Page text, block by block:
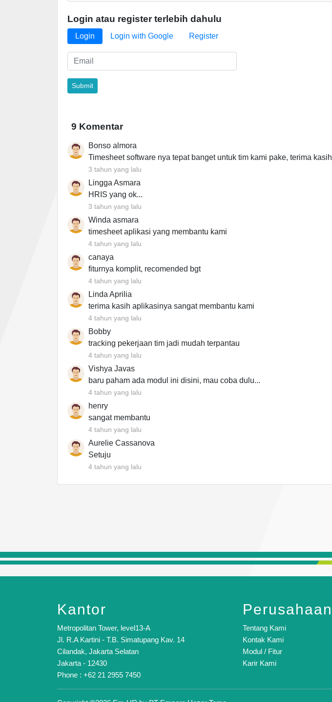
Login atau register terlebih dahulu
Login Login with Google Register
9 Komentar
Bonso almora
Timesheet software nya tepat banget untuk tim kami pake, terima kasih
3 tahun yang lalu
Lingga Asmara
HRIS yang ok...
3 tahun yang lalu
Winda asmara
timesheet aplikasi yang membantu kami
4 tahun yang lalu
canaya
fiturnya komplit, recomended bgt
4 tahun yang lalu
Linda Aprilia
terima kasih aplikasinya sangat membantu kami
4 tahun yang lalu
Bobby
tracking pekerjaan tim jadi mudah terpantau
4 tahun yang lalu
Vishya Javas
baru paham ada modul ini disini, mau coba dulu...
4 tahun yang lalu
henry
sangat membantu
4 tahun yang lalu
Aurelie Cassanova
Setuju
4 tahun yang lalu
Kantor
Metropolitan Tower, level13-A
Jl. R.A Kartini - T.B. Simatupang Kav. 14
Cilandak, Jakarta Selatan
Jakarta - 12430
Phone : +62 21 2955 7450
Perusahaan
Tentang Kami
Kontak Kami
Modul / Fitur
Karir Kami